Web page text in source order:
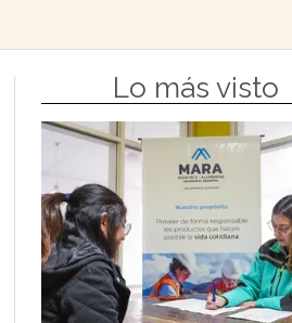
Lo más visto